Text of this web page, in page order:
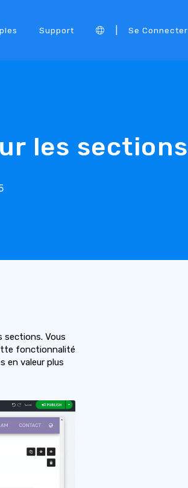
Support Se Connecter
les sections
sections. Vous
fonctionnalité
en valeur plus